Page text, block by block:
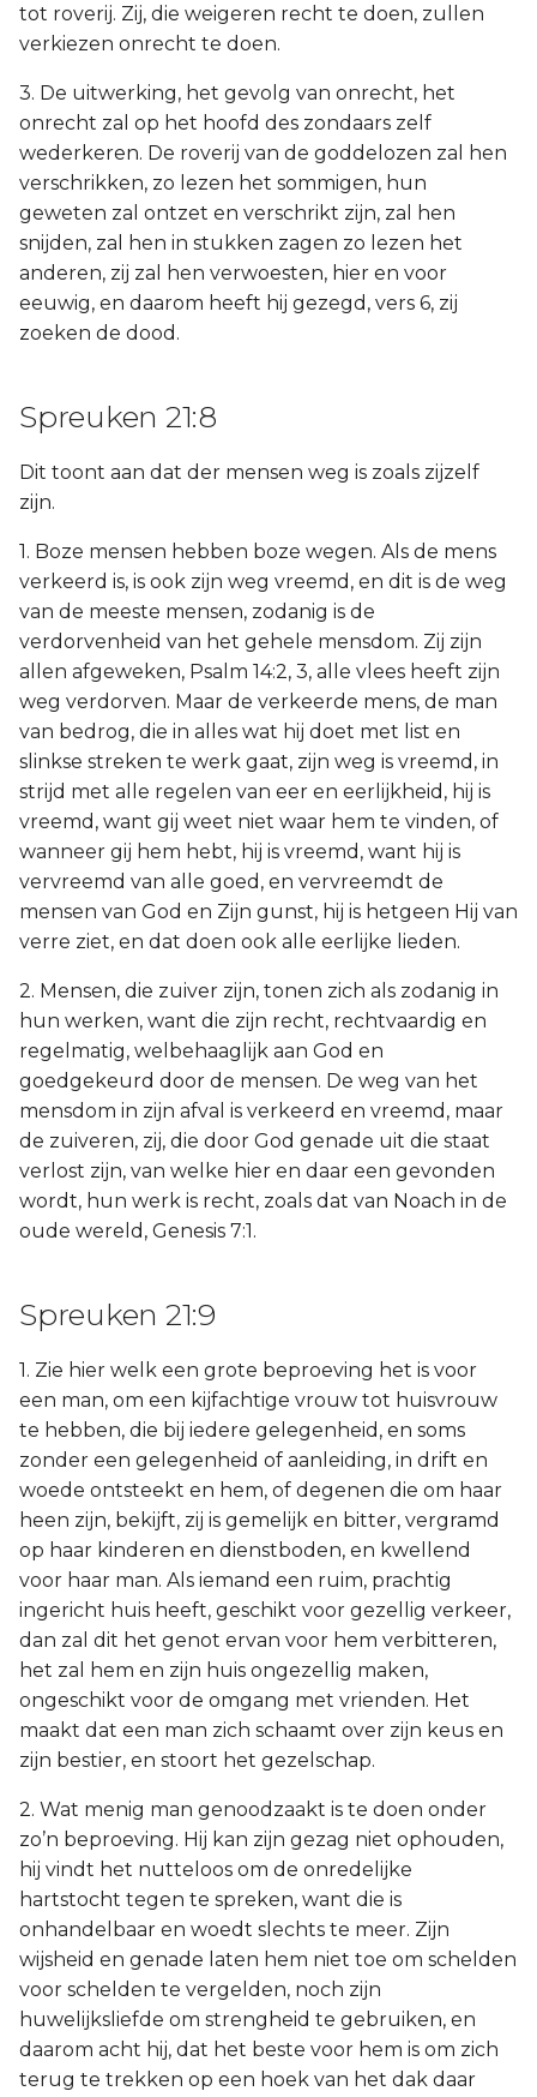
tot roverij. Zij, die weigeren recht te doen, zullen
verkiezen onrecht te doen.
3. De uitwerking, het gevolg van onrecht, het
onrecht zal op het hoofd des zondaars zelf
wederkeren. De roverij van de goddelozen zal hen
verschrikken, zo lezen het sommigen, hun
geweten zal ontzet en verschrikt zijn, zal hen
snijden, zal hen in stukken zagen zo lezen het
anderen, zij zal hen verwoesten, hier en voor
eeuwig, en daarom heeft hij gezegd, vers 6, zij
zoeken de dood.
Spreuken 21:8
Dit toont aan dat der mensen weg is zoals zijzelf
zijn.
1. Boze mensen hebben boze wegen. Als de mens
verkeerd is, is ook zijn weg vreemd, en dit is de weg
van de meeste mensen, zodanig is de
verdorvenheid van het gehele mensdom. Zij zijn
allen afgeweken, Psalm 14:2, 3, alle vlees heeft zijn
weg verdorven. Maar de verkeerde mens, de man
van bedrog, die in alles wat hij doet met list en
slinkse streken te werk gaat, zijn weg is vreemd, in
strijd met alle regelen van eer en eerlijkheid, hij is
vreemd, want gij weet niet waar hem te vinden, of
wanneer gij hem hebt, hij is vreemd, want hij is
vervreemd van alle goed, en vervreemdt de
mensen van God en Zijn gunst, hij is hetgeen Hij van
verre ziet, en dat doen ook alle eerlijke lieden.
2. Mensen, die zuiver zijn, tonen zich als zodanig in
hun werken, want die zijn recht, rechtvaardig en
regelmatig, welbehaaglijk aan God en
goedgekeurd door de mensen. De weg van het
mensdom in zijn afval is verkeerd en vreemd, maar
de zuiveren, zij, die door God genade uit die staat
verlost zijn, van welke hier en daar een gevonden
wordt, hun werk is recht, zoals dat van Noach in de
oude wereld, Genesis 7:1.
Spreuken 21:9
1. Zie hier welk een grote beproeving het is voor
een man, om een kijfachtige vrouw tot huisvrouw
te hebben, die bij iedere gelegenheid, en soms
zonder een gelegenheid of aanleiding, in drift en
woede ontsteekt en hem, of degenen die om haar
heen zijn, bekijft, zij is gemelijk en bitter, vergramd
op haar kinderen en dienstboden, en kwellend
voor haar man. Als iemand een ruim, prachtig
ingericht huis heeft, geschikt voor gezellig verkeer,
dan zal dit het genot ervan voor hem verbitteren,
het zal hem en zijn huis ongezellig maken,
ongeschikt voor de omgang met vrienden. Het
maakt dat een man zich schaamt over zijn keus en
zijn bestier, en stoort het gezelschap.
2. Wat menig man genoodzaakt is te doen onder
zo’n beproeving. Hij kan zijn gezag niet ophouden,
hij vindt het nutteloos om de onredelijke
hartstocht tegen te spreken, want die is
onhandelbaar en woedt slechts te meer. Zijn
wijsheid en genade laten hem niet toe om schelden
voor schelden te vergelden, noch zijn
huwelijksliefde om strengheid te gebruiken, en
daarom acht hij, dat het beste voor hem is om zich
terug te trekken op een hoek van het dak daar